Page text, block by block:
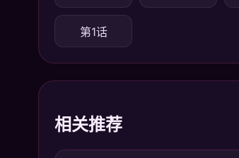
第1话
相关推荐